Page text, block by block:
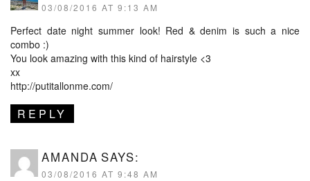
03/08/2016 AT 9:13 AM
Perfect date night summer look! Red & denim is such a nice
combo :)
You look amazing with this kind of hairstyle <3
xx
http://putitallonme.com/
REPLY
AMANDA SAYS:
03/08/2016 AT 9:48 AM